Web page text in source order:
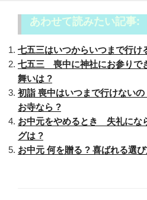
あわせて読みたい記事:
七五三はいつからいつまで行
七五三 喪中に神社にお参りで
舞いは ?
初詣 喪中はいつまで行けない
お寺なら ?
お中元をやめるとき 失礼にな
グは ?
お中元 何を贈る ? 喜ばれる選